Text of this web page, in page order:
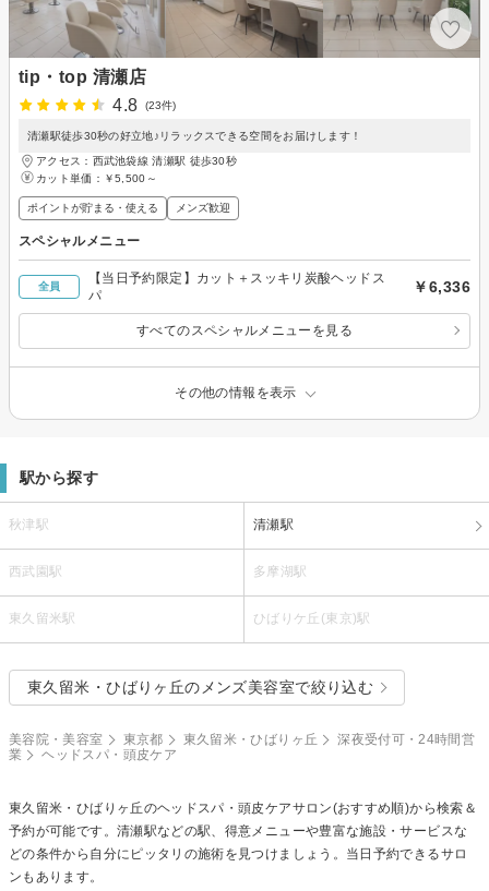
tip・top 清瀬店
4.8
(23件)
清瀬駅徒歩30秒の好立地♪リラックスできる空間をお届けします！
アクセス：西武池袋線 清瀬駅 徒歩30秒
カット単価： ￥5,500～
ポイントが貯まる・使える メンズ歓迎
スペシャルメニュー
全員
【当日予約限定】カット＋スッキリ炭酸ヘッドス
パ
￥6,336
すべてのスペシャルメニューを見る
その他の情報を表示
駅から探す
秋津駅 清瀬駅
西武園駅 多摩湖駅
東久留米駅 ひばりケ丘(東京)駅
東久留米・ひばりヶ丘のメンズ美容室で絞り込む
美容院・美容室 東京都 東久留米・ひばりヶ丘
深夜受付可・24時間営
業
ヘッドスパ・頭皮ケア
東久留米・ひばりヶ丘のヘッドスパ・頭皮ケアサロン(おすすめ順)から検索＆
予約が可能です。清瀬駅などの駅、得意メニューや豊富な施設・サービスな
どの条件から自分にピッタリの施術を見つけましょう。当日予約できるサロ
ンもあります。